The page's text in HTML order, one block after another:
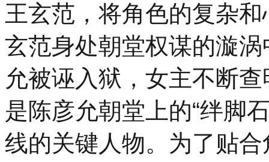
王玄范，将角色的复杂
玄范身处朝堂权谋的漩
允被诬入狱，女主不断
是陈彦允朝堂上的“绊脚
线的关键人物。为了贴